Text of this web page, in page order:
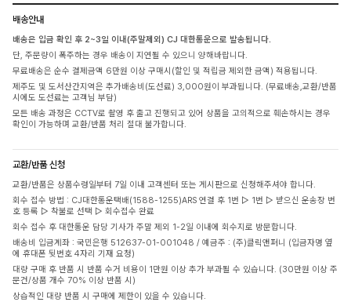
배송안내
배송은 입금 확인 후 2~3일 이내(주말제외) CJ 대한통운으로 발송됩니다.
단, 주문량이 폭주하는 경우 배송이 지연될 수 있으니 양해바랍니다.
무료배송은 순수 결제금액 6만원 이상 구매시(할인 및 적립금 제외한 금액) 적용됩니다.
제주도 및 도서산간지역은 추가배송비(도선료) 3,000원이 부과됩니다. (무료배송,교환/반품
시에도 도선료는 고객님 부담)
모든 배송 과정은 CCTV로 촬영 후 출고 진행되고 있어 상품을 고의적으로 훼손하시는 경우
확인이 가능하며 교환/반품 처리 절대 불가합니다.
교환/반품 신청
교환/반품은 상품수령일부터 7일 이내 고객센터 또는 게시판으로 신청해주셔야 합니다.
회수 접수 방법 : CJ대한통운택배(1588-1255)ARS 연결 후 1번 ▷ 1번 ▷ 받으신 운송장 번
호 등록 ▷ 착불로 선택 ▷ 회수접수 완료
회수 접수 후 대한통운 담당 기사가 주말 제외 1-2일 이내에 회수지로 방문합니다.
배송비 입금계좌 : 국민은행 512637-01-001048 / 예금주 : (주)클릭앤퍼니 (입금자명 옆
에 휴대폰 뒷번호 4자리 기재 요청)
대량 구매 후 반품 시 반품 수거 비용이 1만원 이상 추가 부과될 수 있습니다. (30만원 이상 주
문건/상품 개수 70% 이상 반품 시)
상습적인 대량 반품 시 구매에 제한이 있을 수 있습니다.